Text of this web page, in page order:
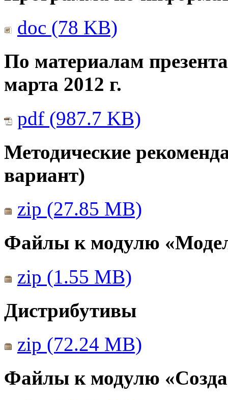
doc (78 KB)
По материалам
марта 2012 г.
pdf (987.7 KB)
Методические
вариант)
zip (27.85 MB)
Файлы к модулю
zip (1.55 MB)
Дистрибутивы
zip (72.24 MB)
Файлы к модулю